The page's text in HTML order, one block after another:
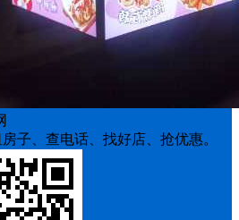
子、查电话、找好店、抢优惠。